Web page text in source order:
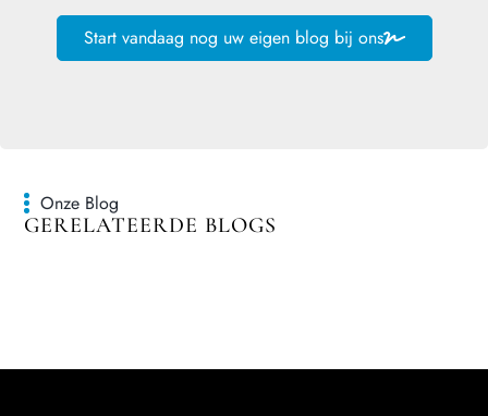
Start vandaag nog uw eigen blog bij ons
Onze Blog
GERELATEERDE BLOGS